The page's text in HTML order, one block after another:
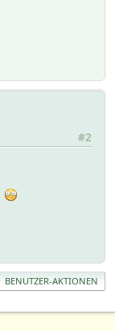
#2
BENUTZER-AKTIONEN